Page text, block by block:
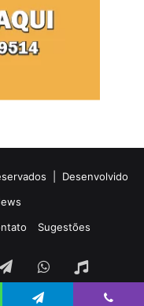
| Desenvolvido
Sugestões
TelegramWhatsApp
Rádio